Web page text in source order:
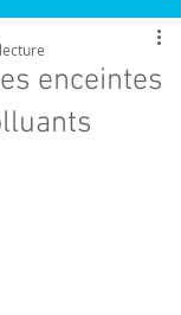
enceintes